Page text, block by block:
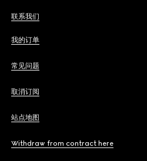
联系我们
我的订单
常见问题
取消订阅
站点地图
Withdraw from contract here